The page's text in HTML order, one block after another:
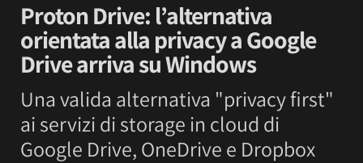
Proton Drive: l’alternativa
orientata alla privacy a Google
Drive arriva su Windows
Una valida alternativa "privacy first"
ai servizi di storage in cloud di
Google Drive, OneDrive e Dropbox